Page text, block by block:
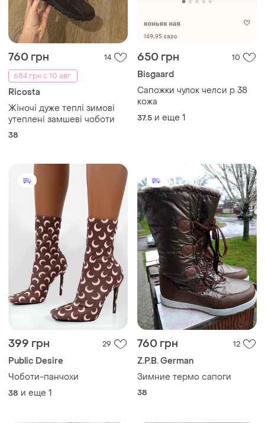
760 грн
14
684 грн с 10 авг.
Ricosta
Жіночі дуже теплі зимові
утеплені замшеві чоботи
38
650 грн 10
Bisgaard
Сапожки чулок челси р 38
кожа
37.5 и еще 1
399 грн 29
Public Desire
Чоботи-панчохи
38 и еще 1
760 грн 12
Z.P.B. German
Зимние термо сапоги
38